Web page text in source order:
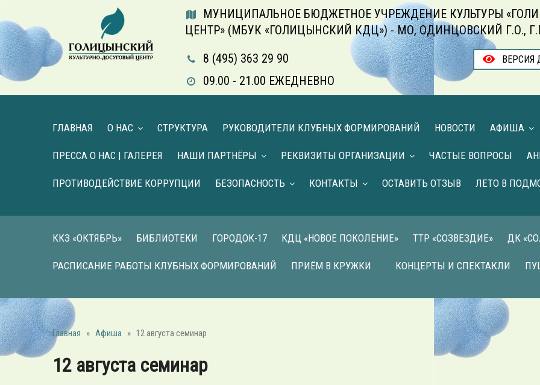
МУНИЦИПАЛЬНОЕ БЮДЖЕТНОЕ УЧРЕЖДЕНИЕ КУЛЬТУРЫ
ЦЕНТР» (МБУК «ГОЛИЦЫНСКИЙ КДЦ») - МО, ОДИНЦОВСКИЙ Г.О.,
8 (495) 363 29 90
09.00 - 21.00 ЕЖЕДНЕВНО
ВЕРСИЯ
ГЛАВНАЯ О НАС СТРУКТУРА РУКОВОДИТЕЛИ КЛУБНЫХ ФОРМИРОВАНИЙ НОВОСТИ АФИША
ПРЕССА О НАС | ГАЛЕРЕЯ НАШИ ПАРТНЁРЫ РЕКВИЗИТЫ ОРГАНИЗАЦИИ ЧАСТЫЕ ВОПРОСЫ
ПРОТИВОДЕЙСТВИЕ КОРРУПЦИИ БЕЗОПАСНОСТЬ КОНТАКТЫ ОСТАВИТЬ ОТЗЫВ ЛЕТО В
ККЗ «ОКТЯБРЬ» БИБЛИОТЕКИ ГОРОДОК-17 КДЦ «НОВОЕ ПОКОЛЕНИЕ» ТТР «СОЗВЕЗДИЕ» ДК
РАСПИСАНИЕ РАБОТЫ КЛУБНЫХ ФОРМИРОВАНИЙ ПРИЁМ В КРУЖКИ КОНЦЕРТЫ И СПЕКТАКЛИ
Главная » Афиша » 12 августа семинар
12 августа семинар